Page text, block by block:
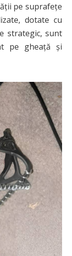
pe suprafețe
dotate cu
strategic, sunt
pe gheață și